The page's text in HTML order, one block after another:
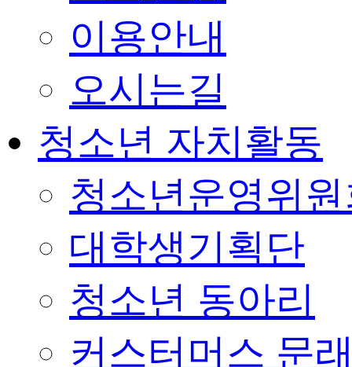
이용안내
오시는길
청소년 자치활동
청소년운영위
대학생기획단
청소년 동아리
커스터머스 문